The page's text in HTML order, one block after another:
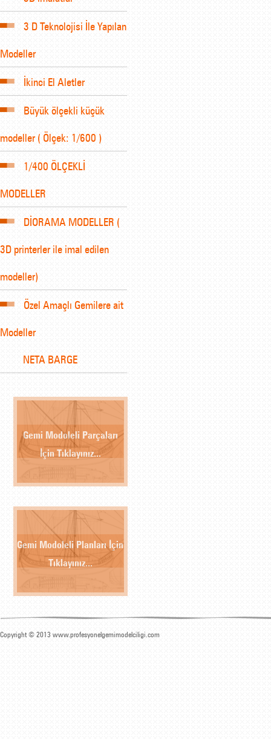
3 D Teknolojisi İle Yapılan
Modeller
İkinci El Aletler
Büyük ölçekli küçük
modeller ( Ölçek: 1/600 )
1/400 ÖLÇEKLİ
MODELLER
DİORAMA MODELLER (
3D printerler ile imal edilen
modeller)
Özel Amaçlı Gemilere ait
Modeller
NETA BARGE
Gemi Modoleli Parçaları
İçin Tıklayınız...
Gemi Modoleli Planları İçin
Tıklayınız...
Copyright © 2013 www.profesyonelgemimodelciligi.com